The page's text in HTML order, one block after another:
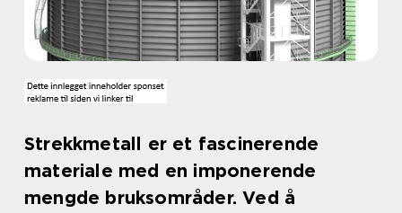
Strekkmetall er et fascinerende
materiale med en imponerende
mengde bruksområder. Ved å